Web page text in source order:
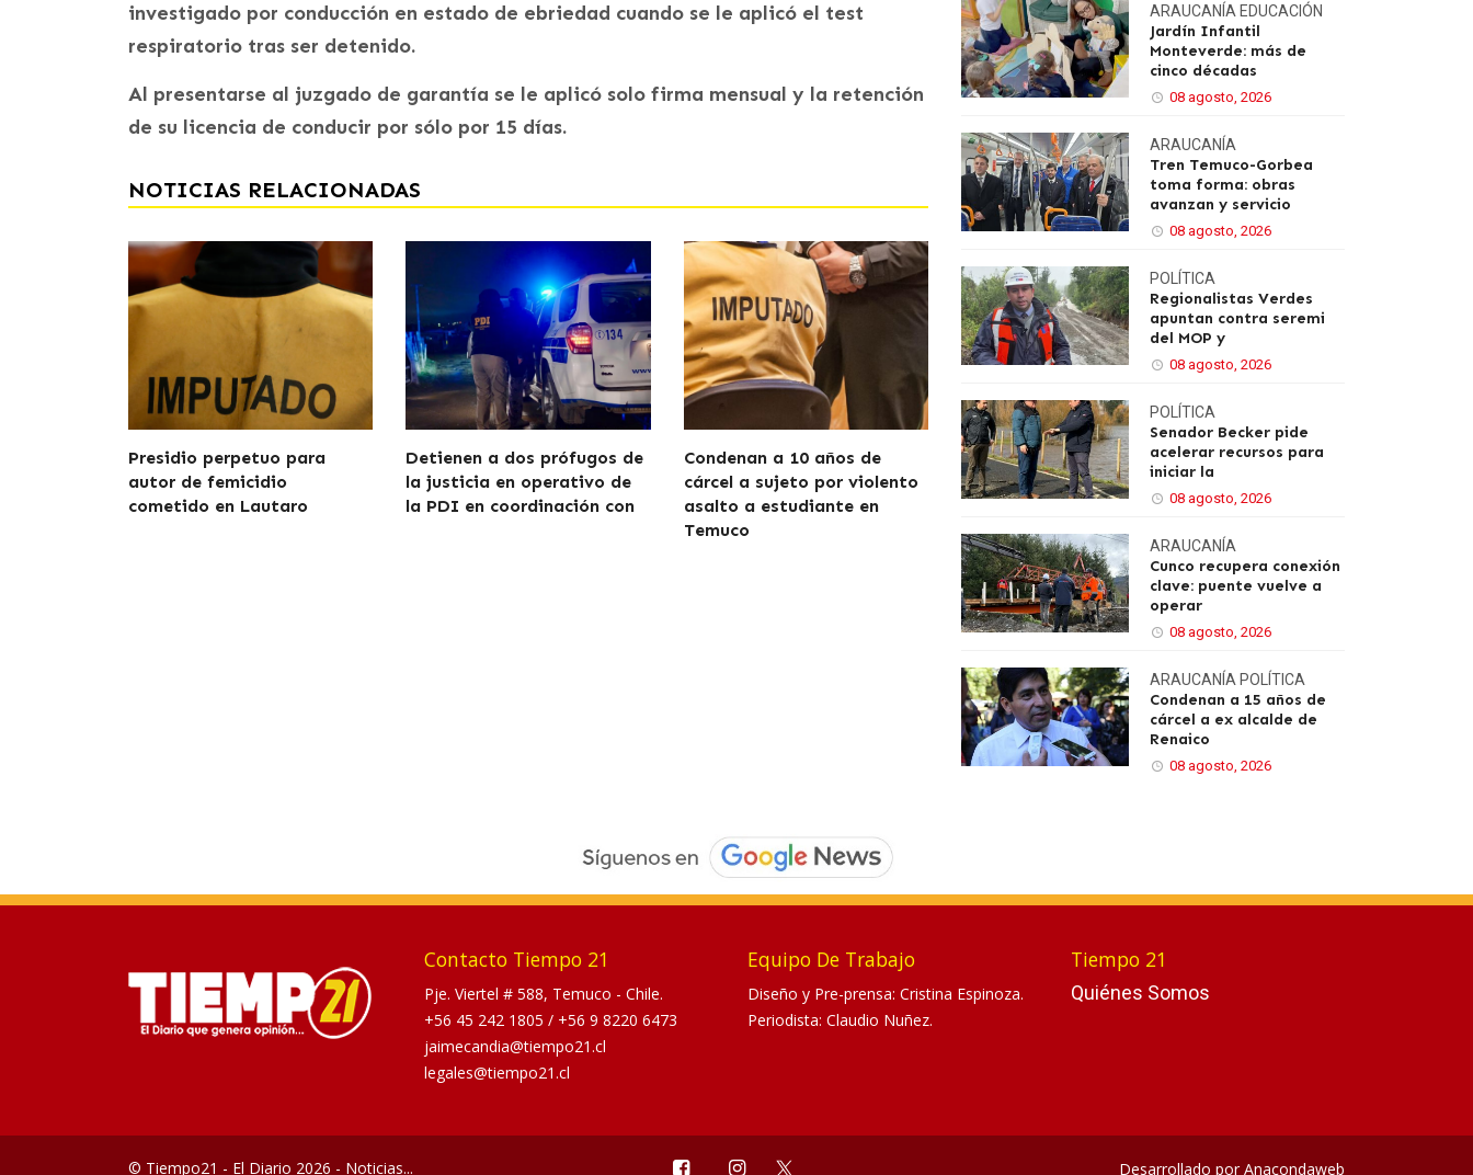
investigado por conducción en estado de ebriedad cuando se le aplicó el test
respiratorio tras ser detenido.
Al presentarse al juzgado de garantía se le aplicó solo firma mensual y la retención
de su licencia de conducir por sólo por 15 días.
NOTICIAS RELACIONADAS
Presidio perpetuo para
autor de femicidio
cometido en Lautaro
Detienen a dos prófugos de
la justicia en operativo de
la PDI en coordinación con
Condenan a 10 años de
cárcel a sujeto por violento
asalto a estudiante en
Temuco
ARAUCANÍA EDUCACIÓN
Jardín Infantil
Monteverde: más de
cinco décadas
08 agosto, 2026
ARAUCANÍA
Tren Temuco-Gorbea
toma forma: obras
avanzan y servicio
08 agosto, 2026
POLÍTICA
Regionalistas Verdes
apuntan contra seremi
del MOP y
08 agosto, 2026
POLÍTICA
Senador Becker pide
acelerar recursos para
iniciar la
08 agosto, 2026
ARAUCANÍA
Cunco recupera conexión
clave: puente vuelve a
operar
08 agosto, 2026
ARAUCANÍA POLÍTICA
Condenan a 15 años de
cárcel a ex alcalde de
Renaico
08 agosto, 2026
Contacto Tiempo 21
Pje. Viertel # 588, Temuco - Chile.
+56 45 242 1805 / +56 9 8220 6473
jaimecandia@tiempo21.cl
legales@tiempo21.cl
Equipo De Trabajo
Diseño y Pre-prensa: Cristina Espinoza.
Periodista: Claudio Nuñez.
Tiempo 21
Quiénes Somos
© Tiempo21 - El Diario 2026 - Noticias... Desarrollado por Anacondaweb